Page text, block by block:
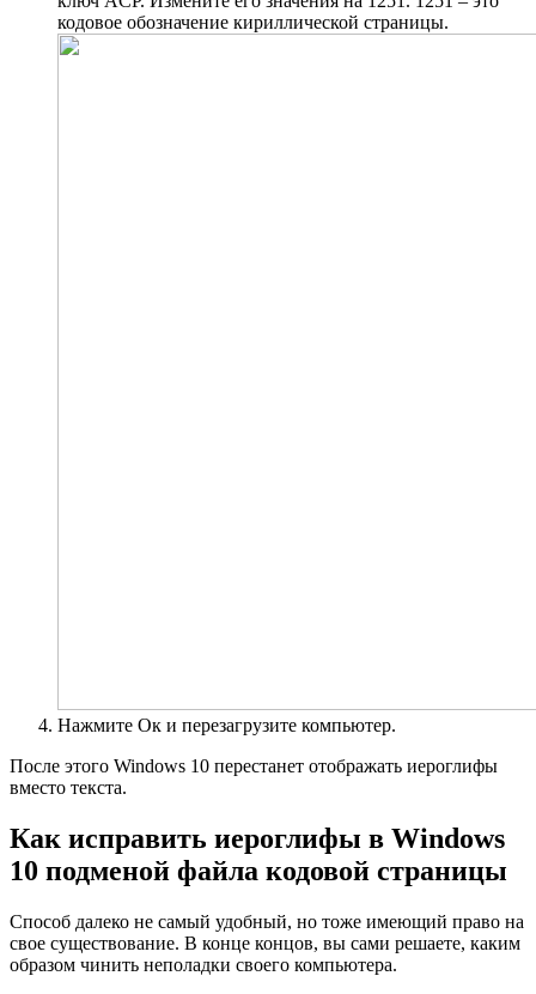
кодовое обозначение кириллической страницы.
Нажмите Ок и перезагрузите компьютер.
После этого Windows 10 перестанет отображать иероглифы
вместо текста.
Как исправить иероглифы в Windows
10 подменой файла кодовой страницы
Способ далеко не самый удобный, но тоже имеющий право на
свое существование. В конце концов, вы сами решаете, каким
образом чинить неполадки своего компьютера.